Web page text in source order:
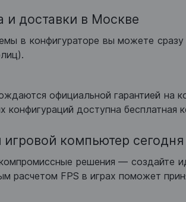
и доставки в Москве
в конфигураторе вы можете сразу
официальной гарантией на
доступна бесплатная
игровой компьютер сегодня
решения — создайте
расчетом FPS в играх поможет